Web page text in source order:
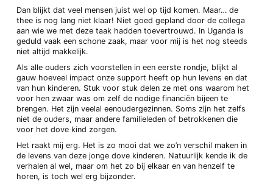
Dan blijkt dat veel mensen juist wel op tijd komen. Maar… de
thee is nog lang niet klaar! Niet goed gepland door de collega
aan wie we met deze taak hadden toevertrouwd. In Uganda is
geduld vaak een schone zaak, maar voor mij is het nog steeds
niet altijd makkelijk.
Als alle ouders zich voorstellen in een eerste rondje, blijkt al
gauw hoeveel impact onze support heeft op hun levens en dat
van hun kinderen. Stuk voor stuk delen ze met ons waarom het
voor hen zwaar was om zelf de nodige financiën bijeen te
brengen. Het zijn veelal eenoudergezinnen. Soms zijn het zelfs
niet de ouders, maar andere familieleden of betrokkenen die
voor het dove kind zorgen.
Het raakt mij erg. Het is zo mooi dat we zo’n verschil maken in
de levens van deze jonge dove kinderen. Natuurlijk kende ik de
verhalen al wel, maar om het zo bij elkaar en van henzelf te
horen, is toch wel erg bijzonder.